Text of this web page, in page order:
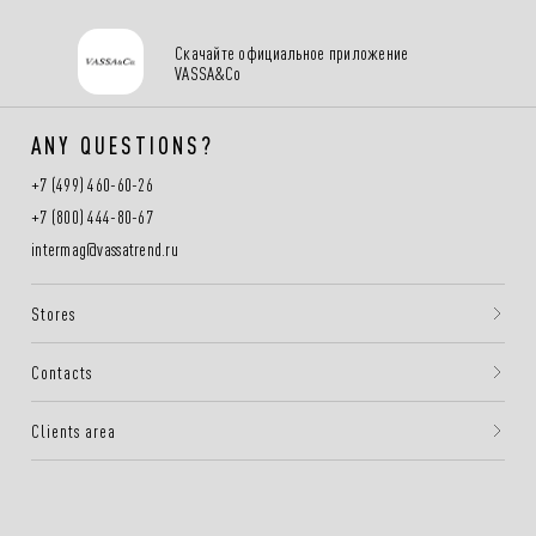
Скачайте официальное приложение
VASSA&Co
ANY QUESTIONS?
+7 (499) 460-60-26
+7 (800) 444-80-67
intermag@vassatrend.ru
Stores
Contacts
Clients area